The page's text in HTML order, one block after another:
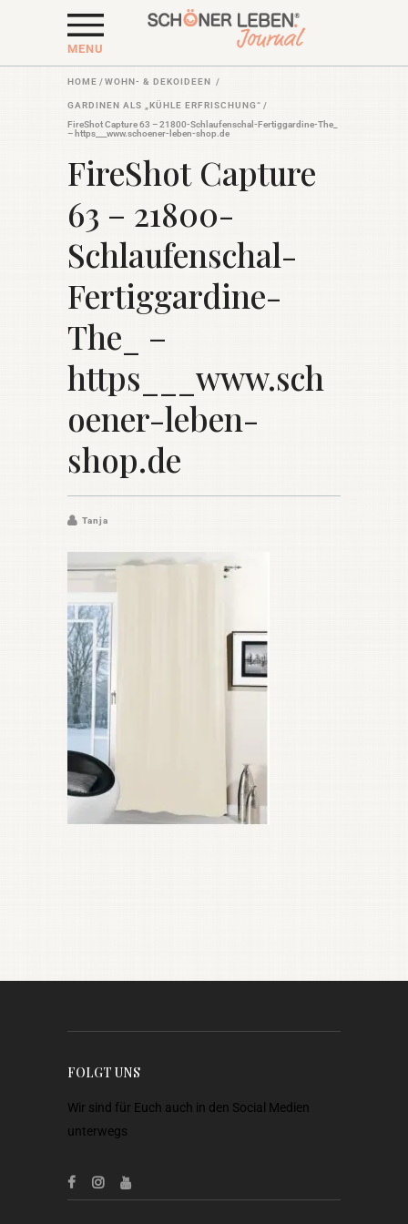
MENU
HOME /WOHN- & DEKOIDEEN /
GARDINEN ALS „KÜHLE ERFRISCHUNG“ /
FireShot Capture 63 – 21800-Schlaufenschal-Fertiggardine-The_
– https___www.schoener-leben-shop.de
FireShot Capture
63 – 21800-
Schlaufenschal-
Fertiggardine-
The_ –
https___www.sch
oener-leben-
shop.de
Tanja
FOLGT UNS
Wir sind für Euch auch in den Social Medien
unterwegs